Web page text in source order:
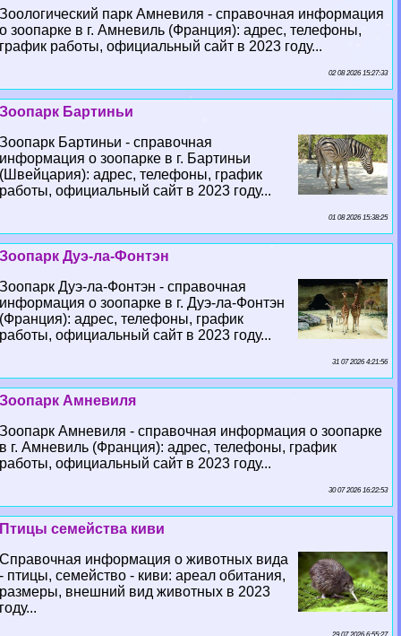
Зоологический парк Амневиля - справочная информация
о зоопарке в г. Амневиль (Франция): адрес, телефоны,
график работы, официальный сайт в 2023 году...
02 08 2026 15:27:33
Зоопарк Бартиньи
Зоопарк Бартиньи - справочная
информация о зоопарке в г. Бартиньи
(Швейцария): адрес, телефоны, график
работы, официальный сайт в 2023 году...
01 08 2026 15:38:25
Зоопарк Дуэ-ла-Фонтэн
Зоопарк Дуэ-ла-Фонтэн - справочная
информация о зоопарке в г. Дуэ-ла-Фонтэн
(Франция): адрес, телефоны, график
работы, официальный сайт в 2023 году...
31 07 2026 4:21:56
Зоопарк Амневиля
Зоопарк Амневиля - справочная информация о зоопарке
в г. Амневиль (Франция): адрес, телефоны, график
работы, официальный сайт в 2023 году...
30 07 2026 16:22:53
Птицы семейства киви
Справочная информация о животных вида
- птицы, семейство - киви: ареал обитания,
размеры, внешний вид животных в 2023
году...